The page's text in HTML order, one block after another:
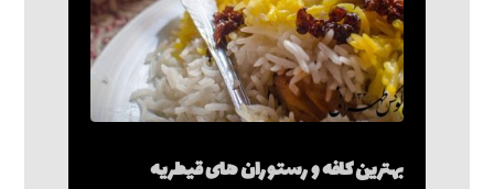
بهترین کافه و رستوران های قیطریه